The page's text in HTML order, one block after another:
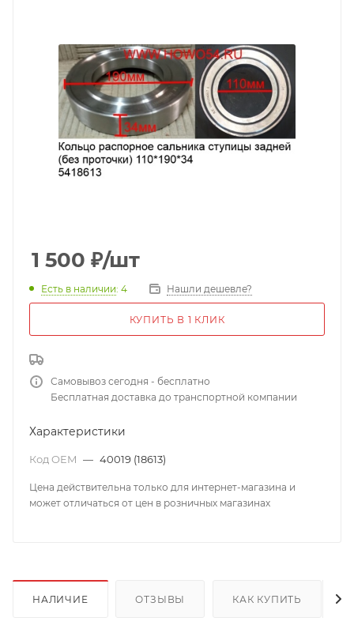
1 500 ₽/шт
Есть в наличии: 4 Нашли дешевле?
КУПИТЬ В 1 КЛИК
Самовывоз сегодня - бесплатно
Бесплатная доставка до транспортной компании
Характеристики
Код OEM — 40019 (18613)
Цена действительна только для интернет-магазина и
может отличаться от цен в розничных магазинах
НАЛИЧИЕ ОТЗЫВЫ КАК КУПИТЬ